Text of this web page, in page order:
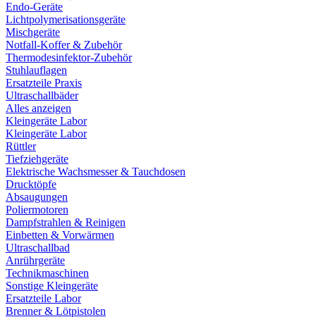
Endo-Geräte
Lichtpolymerisationsgeräte
Mischgeräte
Notfall-Koffer & Zubehör
Thermodesinfektor-Zubehör
Stuhlauflagen
Ersatzteile Praxis
Ultraschallbäder
Alles anzeigen
Kleingeräte Labor
Kleingeräte Labor
Rüttler
Tiefziehgeräte
Elektrische Wachsmesser & Tauchdosen
Drucktöpfe
Absaugungen
Poliermotoren
Dampfstrahlen & Reinigen
Einbetten & Vorwärmen
Ultraschallbad
Anrührgeräte
Technikmaschinen
Sonstige Kleingeräte
Ersatzteile Labor
Brenner & Lötpistolen